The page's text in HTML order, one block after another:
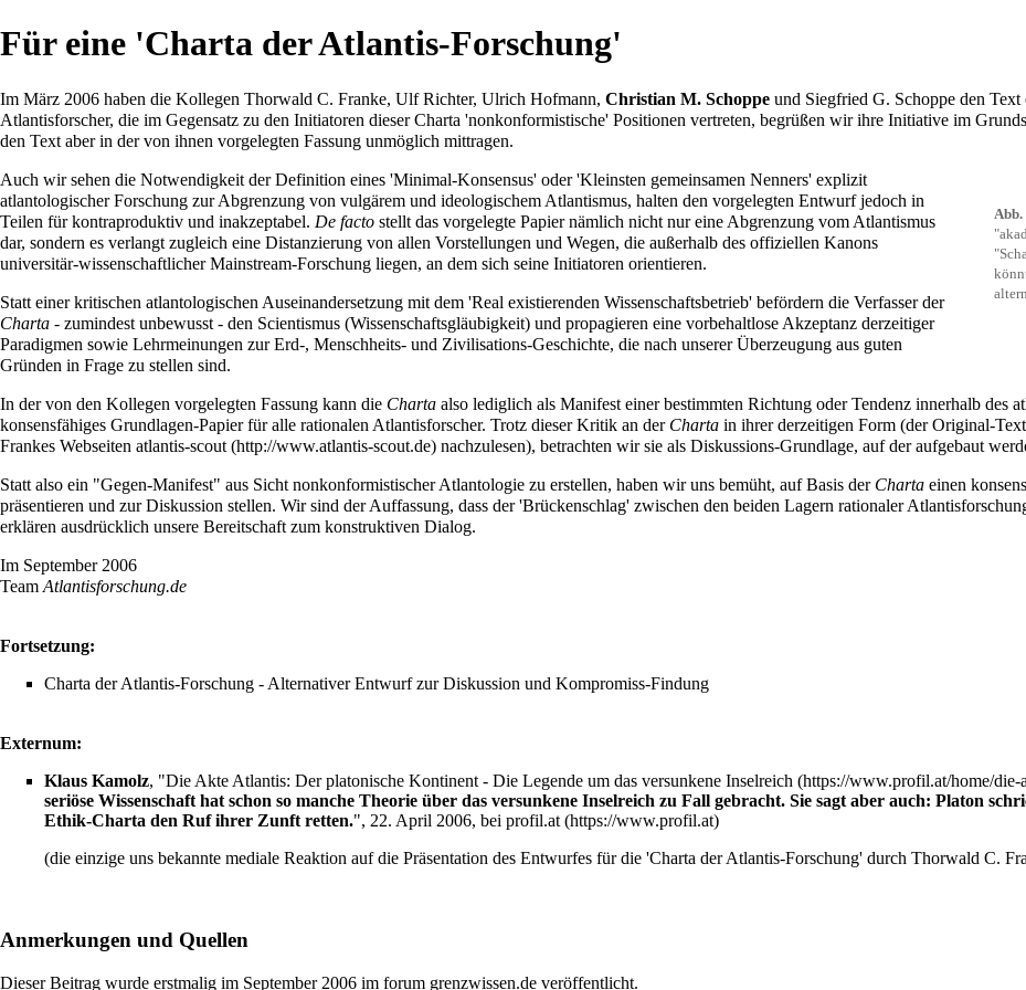
Für eine 'Charta der Atlantis-Forschung'
Im März 2006 haben die Kollegen Thorwald C. Franke, Ulf Richter, Ulrich Hofmann, Christian M. Schoppe und Siegfried G. Schoppe den Text
Atlantisforscher, die im Gegensatz zu den Initiatoren dieser Charta 'nonkonformistische' Positionen vertreten, begrüßen wir ihre Initiative im
den Text aber in der von ihnen vorgelegten Fassung unmöglich mittragen.
Abb.
Auch wir sehen die Notwendigkeit der Definition eines 'Minimal-Konsensus' oder 'Kleinsten gemeinsamen Nenners' explizit
atlantologischer Forschung zur Abgrenzung von vulgärem und ideologischem Atlantismus, halten den vorgelegten Entwurf jedoch in
Teilen für kontraproduktiv und inakzeptabel. De facto stellt das vorgelegte Papier nämlich nicht nur eine Abgrenzung vom Atlantismus
dar, sondern es verlangt zugleich eine Distanzierung von allen Vorstellungen und Wegen, die außerhalb des offiziellen Kanons
universitär-wissenschaftlicher Mainstream-Forschung liegen, an dem sich seine Initiatoren orientieren.
Statt einer kritischen atlantologischen Auseinandersetzung mit dem 'Real existierenden Wissenschaftsbetrieb' befördern die Verfasser der
Charta - zumindest unbewusst - den Scientismus (Wissenschaftsgläubigkeit) und propagieren eine vorbehaltlose Akzeptanz derzeitiger
Paradigmen sowie Lehrmeinungen zur Erd-, Menschheits- und Zivilisations-Geschichte, die nach unserer Überzeugung aus guten
Gründen in Frage zu stellen sind.
In der von den Kollegen vorgelegten Fassung kann die Charta also lediglich als Manifest einer bestimmten Richtung oder Tendenz innerhalb des
konsensfähiges Grundlagen-Papier für alle rationalen Atlantisforscher. Trotz dieser Kritik an der Charta in ihrer derzeitigen Form (derOriginal-Text
Frankes Webseiten atlantis-scout nachzulesen), betrachten wir sie als Diskussions-Grundlage, auf der aufgebaut
Statt also ein "Gegen-Manifest" aus Sicht nonkonformistischerAtlantologie zu erstellen, haben wir uns bemüht, auf Basis der Charta einen
präsentieren und zur Diskussion stellen. Wir sind der Auffassung, dass der 'Brückenschlag' zwischen den beiden Lagern rationaler
erklären ausdrücklich unsere Bereitschaft zum konstruktiven Dialog.
Im September 2006
Team Atlantisforschung.de
Fortsetzung:
Charta der Atlantis-Forschung - Alternativer Entwurf zur Diskussion und Kompromiss-Findung
Externum:
Klaus Kamolz, "Die Akte Atlantis: Der platonische Kontinent - Die Legende um das versunkene Inselreich
seriöse Wissenschaft hat schon so manche Theorie über das versunkene Inselreich zu Fall gebracht. Sie sagt aber auch: Platon
Ethik-Charta den Ruf ihrer Zunft retten.", 22. April 2006, bei profil.at
(die einzige uns bekannte mediale Reaktion auf die Präsentation des Entwurfes für die 'Charta der Atlantis-Forschung' durch Thorwald C.
Anmerkungen und Quellen
Dieser Beitrag wurde erstmalig im September 2006 im forum grenzwissen.de veröffentlicht.